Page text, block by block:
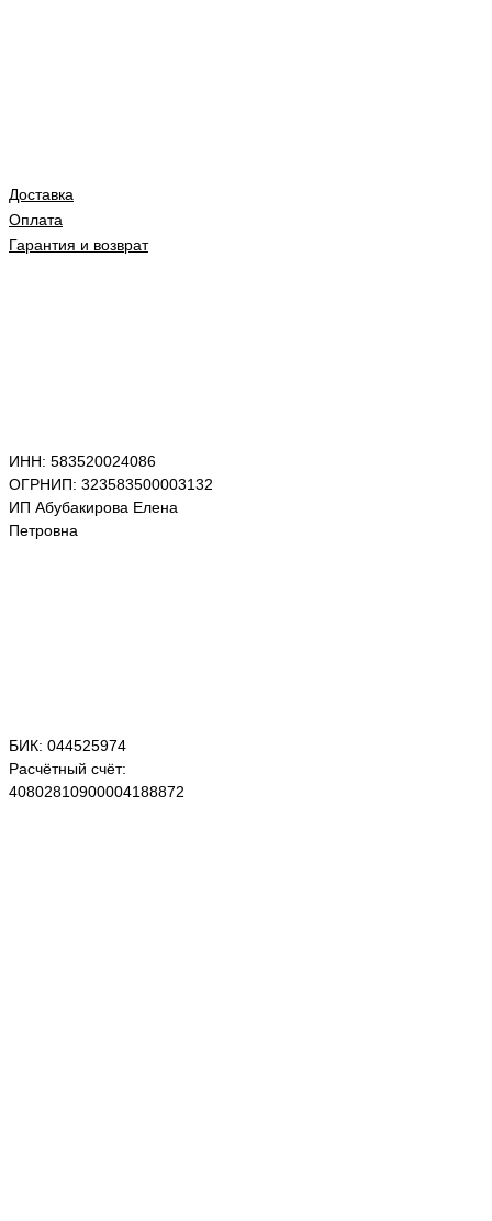
Доставка
Оплата
Гарантия и возврат
ИНН: 583520024086
ОГРНИП: 323583500003132
ИП Абубакирова Елена
Петровна
БИК: 044525974
Расчётный счёт:
40802810900004188872